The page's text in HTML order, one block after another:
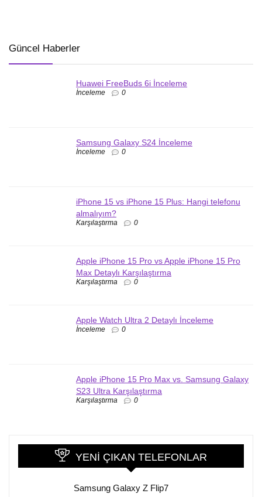
Güncel Haberler
Huawei FreeBuds 6i İnceleme
İnceleme 0
Samsung Galaxy S24 İnceleme
İnceleme 0
iPhone 15 vs iPhone 15 Plus: Hangi telefonu
almalıyım?
Karşılaştırma 0
Apple iPhone 15 Pro vs Apple iPhone 15 Pro
Max Detaylı Karşılaştırma
Karşılaştırma 0
Apple Watch Ultra 2 Detaylı İnceleme
İnceleme 0
Apple iPhone 15 Pro Max vs. Samsung Galaxy
S23 Ultra Karşılaştırma
Karşılaştırma 0
YENI ÇIKAN TELEFONLAR
Samsung Galaxy Z Flip7